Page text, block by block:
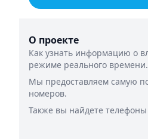
О проекте
Как узнать информацию о
режиме реального времени.
Мы предоставляем самую
номеров.
Также вы найдете